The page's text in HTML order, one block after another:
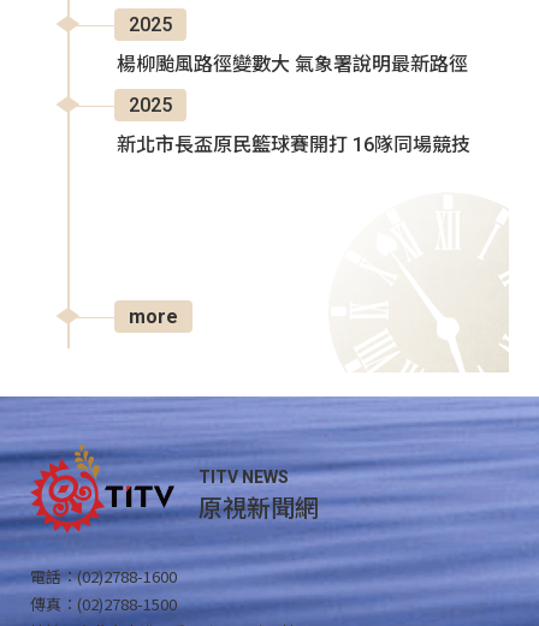
2025
楊柳颱風路徑變數大 氣象署說明最新路徑
2025
新北市長盃原民籃球賽開打 16隊同場競技
more
TITV NEWS
原視新聞網
電話：(02)2788-1600
傳真：(02)2788-1500